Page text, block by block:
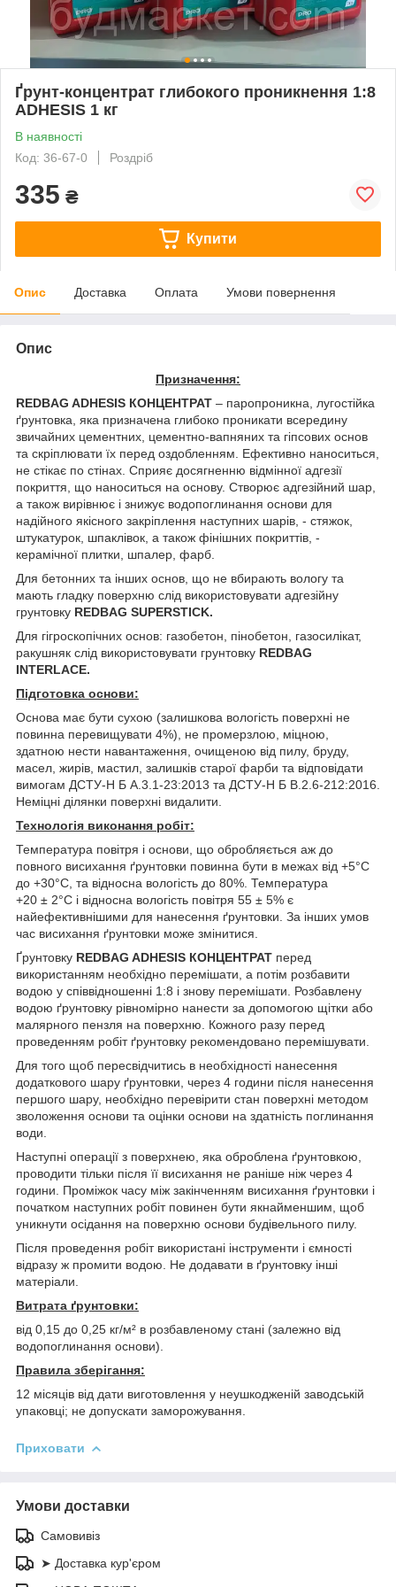
Ґрунт-концентрат глибокого проникнення 1:8
ADHESIS 1 кг
В наявності
Код: 36-67-0
Роздріб
335 ₴
Купити
Опис Доставка Оплата Умови повернення
Опис
Призначення:
REDBAG ADHESIS КОНЦЕНТРАТ – паропроникна, лугостійка
ґрунтовка, яка призначена глибоко проникати всередину
звичайних цементних, цементно-вапняних та гіпсових основ
та скріплювати їх перед оздобленням. Ефективно наноситься,
не стікає по стінах. Сприяє досягненню відмінної адгезії
покриття, що наноситься на основу. Створює адгезійний шар,
а також вирівнює і знижує водопоглинання основи для
надійного якісного закріплення наступних шарів, - стяжок,
штукатурок, шпаклівок, а також фінішних покриттів, -
керамічної плитки, шпалер, фарб.
Для бетонних та інших основ, що не вбирають вологу та
мають гладку поверхню слід використовувати адгезійну
грунтовку REDBAG SUPERSTICK.
Для гігроскопічних основ: газобетон, пінобетон, газосилікат,
ракушняк слід використовувати грунтовку REDBAG
INTERLACE.
Підготовка основи:
Основа має бути сухою (залишкова вологість поверхні не
повинна перевищувати 4%), не промерзлою, міцною,
здатною нести навантаження, очищеною від пилу, бруду,
масел, жирів, мастил, залишків старої фарби та відповідати
вимогам ДСТУ-Н Б А.3.1-23:2013 та ДСТУ-Н Б В.2.6-212:2016.
Неміцні ділянки поверхні видалити.
Технологія виконання робіт:
Температура повітря і основи, що обробляється аж до
повного висихання ґрунтовки повинна бути в межах від +5°C
до +30°С, та відносна вологість до 80%. Температура
+20 ± 2°С і відносна вологість повітря 55 ± 5% є
найефективнішими для нанесення ґрунтовки. За інших умов
час висихання ґрунтовки може змінитися.
Ґрунтовку REDBAG ADHESIS КОНЦЕНТРАТ перед
використанням необхідно перемішати, а потім розбавити
водою у співвідношенні 1:8 і знову перемішати. Розбавлену
водою ґрунтовку рівномірно нанести за допомогою щітки або
малярного пензля на поверхню. Кожного разу перед
проведенням робіт ґрунтовку рекомендовано перемішувати.
Для того щоб пересвідчитись в необхідності нанесення
додаткового шару ґрунтовки, через 4 години після нанесення
першого шару, необхідно перевірити стан поверхні методом
зволоження основи та оцінки основи на здатність поглинання
води.
Наступні операції з поверхнею, яка оброблена ґрунтовкою,
проводити тільки після її висихання не раніше ніж через 4
години. Проміжок часу між закінченням висихання ґрунтовки і
початком наступних робіт повинен бути якнайменшим, щоб
уникнути осідання на поверхню основи будівельного пилу.
Після проведення робіт використані інструменти і ємності
відразу ж промити водою. Не додавати в ґрунтовку інші
матеріали.
Витрата ґрунтовки:
від 0,15 до 0,25 кг/м² в розбавленому стані (залежно від
водопоглинання основи).
Правила зберігання:
12 місяців від дати виготовлення у неушкодженій заводській
упаковці; не допускати заморожування.
Приховати
Умови доставки
Самовивіз
➤ Доставка кур'єром